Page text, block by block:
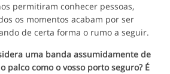
permitiram conhecer pessoas,
os momentos acabam por ser
de certa forma o rumo a seguir.
uma banda assumidamente de
palco como o vosso porto seguro? É